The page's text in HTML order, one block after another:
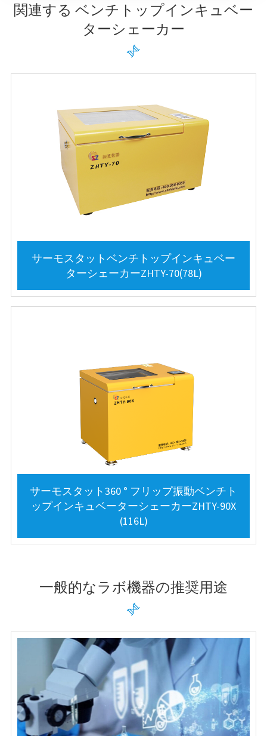
関連する ベンチトップインキュベー
ターシェーカー

サーモスタットベンチトップインキュベー
ターシェーカーZHTY-70(78L)
サーモスタット360 ° フリップ振動ベンチト
ップインキュベーターシェーカーZHTY-90X
(116L)
一般的なラボ機器の推奨用途
